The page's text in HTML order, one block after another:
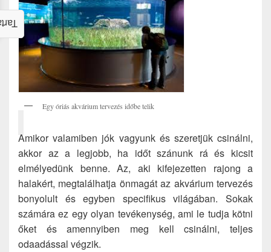
Egy óriás akvárium tervezés időbe telik
Amikor valamiben jók vagyunk és szeretjük csinálni,
akkor az a legjobb, ha időt szánunk rá és kicsit
elmélyedünk benne. Az, aki kifejezetten rajong a
halakért, megtalálhatja önmagát az akvárium tervezés
bonyolult és egyben specifikus világában. Sokak
számára ez egy olyan tevékenység, ami le tudja kötni
őket és amennyiben meg kell csinálni, teljes
odaadással végzik.